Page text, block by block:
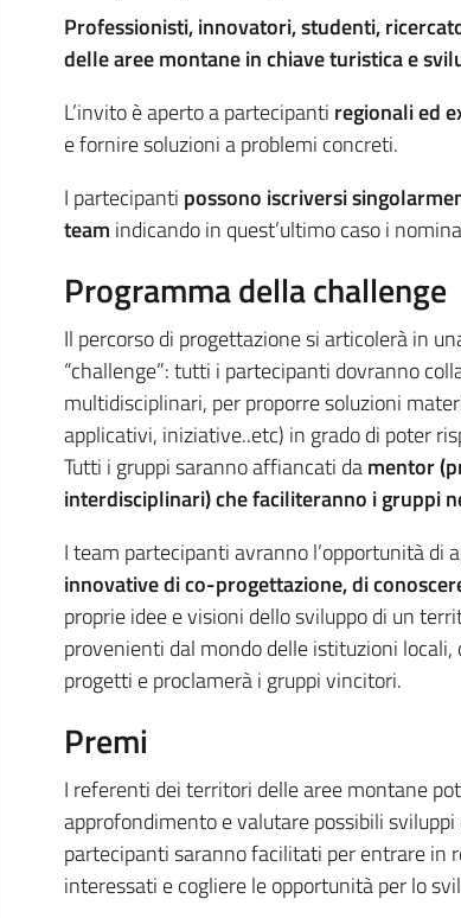
Professionisti, innovatori, studenti,
delle aree montane in chiave turistica e
L’invito è aperto a partecipanti regionali ed
e fornire soluzioni a problemi concreti.
I partecipanti possono iscriversi
team indicando in quest’ultimo caso i
Programma della challenge
Il percorso di progettazione si articolerà in
“challenge”: tutti i partecipanti dovranno
multidisciplinari, per proporre soluzioni
applicativi, iniziative..etc) in grado di poter
Tutti i gruppi saranno affiancati damentor
interdisciplinari) che faciliteranno i gruppi
I team partecipanti avranno l’opportunità di
innovative di co-progettazione, di
proprie idee e visioni dello sviluppo di un
provenienti dal mondo delle istituzioni
progetti e proclamerà i gruppi vincitori.
Premi
I referenti dei territori delle aree montane
approfondimento e valutare possibili
partecipanti saranno facilitati per entrare in
interessati e cogliere le opportunità per lo